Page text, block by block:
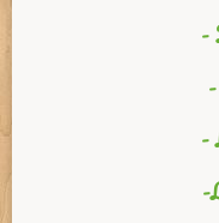
-
-
-